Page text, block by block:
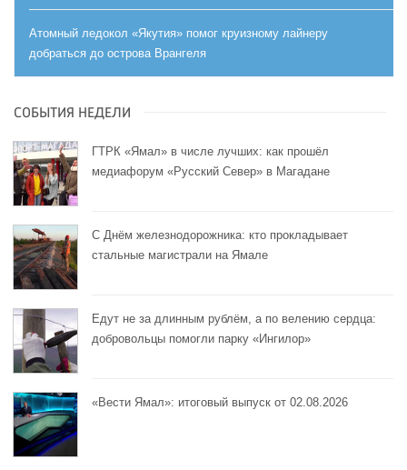
Атомный ледокол «Якутия» помог круизному лайнеру
добраться до острова Врангеля
СОБЫТИЯ НЕДЕЛИ
ГТРК «Ямал» в числе лучших: как прошёл
медиафорум «Русский Север» в Магадане
С Днём железнодорожника: кто прокладывает
стальные магистрали на Ямале
Едут не за длинным рублём, а по велению сердца:
добровольцы помогли парку «Ингилор»
«Вести Ямал»: итоговый выпуск от 02.08.2026